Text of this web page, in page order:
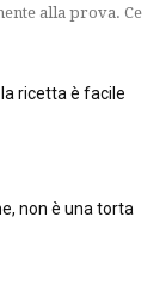
alla prova. Ce
ricetta è facile
non è una torta